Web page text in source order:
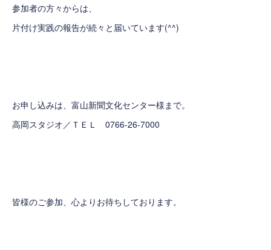
参加者の方々からは、
片付け実践の報告が続々と届いています(^^)
お申し込みは、富山新聞文化センター様まで。
高岡スタジオ／ＴＥＬ 0766-26-7000
皆様のご参加、心よりお待ちしております。